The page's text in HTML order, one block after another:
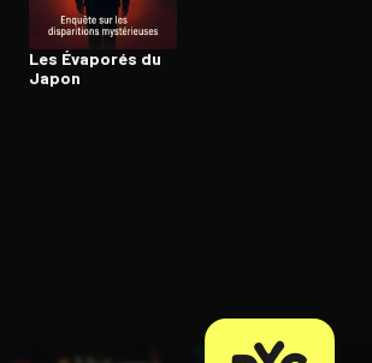
Ouvre l'app Appareil photo, pointe
Les Évaporés du
Japon